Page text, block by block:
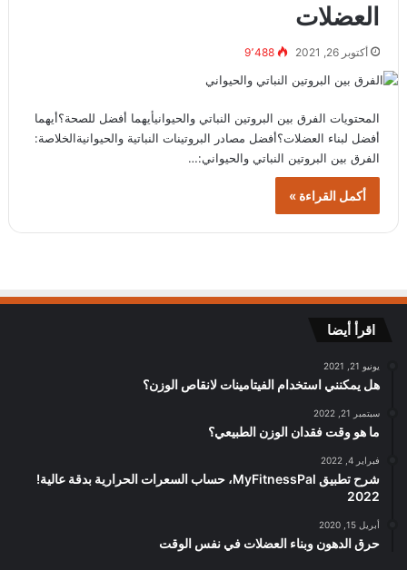
العضلات
أكتوبر 26, 2021 9٬488
المحتويات الفرق بين البروتين النباتي والحيوانيأيهما أفضل للصحة؟أيهما
أفضل لبناء العضلات؟أفضل مصادر البروتينات النباتية والحيوانيةالخلاصة:
الفرق بين البروتين النباتي والحيواني:…
أكمل القراءة »
اقرأ أيضا
يونيو 21, 2021
هل يمكنني استخدام الفيتامينات لانقاص الوزن؟
سبتمبر 21, 2022
ما هو وقت فقدان الوزن الطبيعي؟
فبراير 4, 2022
شرح تطبيق MyFitnessPal، حساب السعرات الحرارية بدقة عالية!
2022
أبريل 15, 2020
حرق الدهون وبناء العضلات في نفس الوقت